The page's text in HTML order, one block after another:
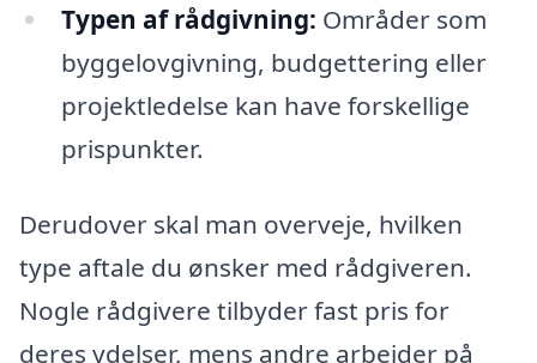
Typen af rådgivning: Områder som
byggelovgivning, budgettering eller
projektledelse kan have forskellige
prispunkter.
Derudover skal man overveje, hvilken
type aftale du ønsker med rådgiveren.
Nogle rådgivere tilbyder fast pris for
deres ydelser, mens andre arbejder på